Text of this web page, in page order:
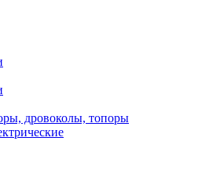
дровоколы, топоры